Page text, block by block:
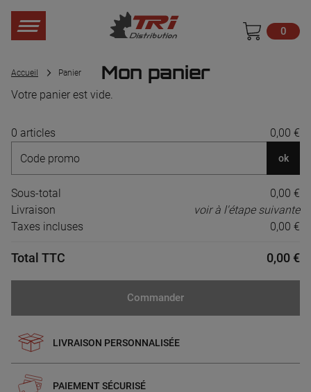
0
Accueil Panier Mon panier
Votre panier est vide.
0 articles 0,00 €
ok
Sous-total
0,00 €
Livraison
voir à l'étape suivante
Taxes incluses
0,00 €
Total TTC 0,00 €
Commander
LIVRAISON PERSONNALISÉE
PAIEMENT SÉCURISÉ